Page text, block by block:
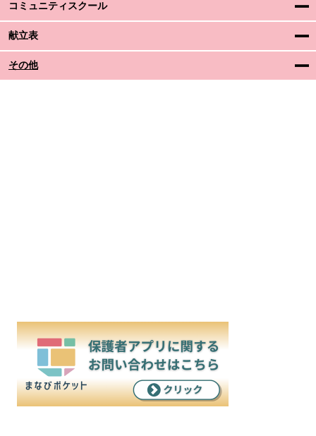
コミュニティスクール
献立表
その他